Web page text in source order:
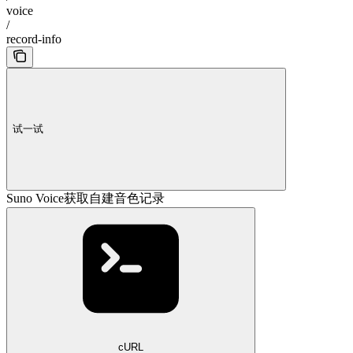
voice
/
record-info
试一试
Suno Voice获取自建音色记录
cURL